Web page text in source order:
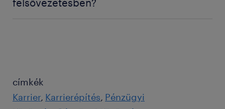
válik.
felsővezetésben?
címkék
Karrier Karrierépítés Pénzügyi